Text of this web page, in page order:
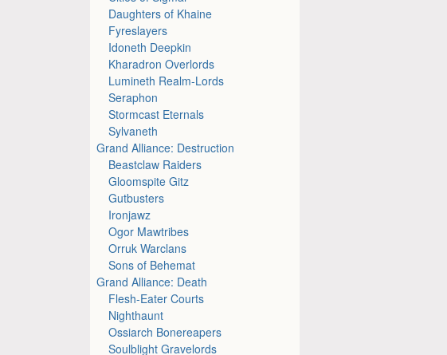
Daughters of Khaine
Fyreslayers
Idoneth Deepkin
Kharadron Overlords
Lumineth Realm-Lords
Seraphon
Stormcast Eternals
Sylvaneth
Grand Alliance: Destruction
Beastclaw Raiders
Gloomspite Gitz
Gutbusters
Ironjawz
Ogor Mawtribes
Orruk Warclans
Sons of Behemat
Grand Alliance: Death
Flesh-Eater Courts
Nighthaunt
Ossiarch Bonereapers
Soulblight Gravelords